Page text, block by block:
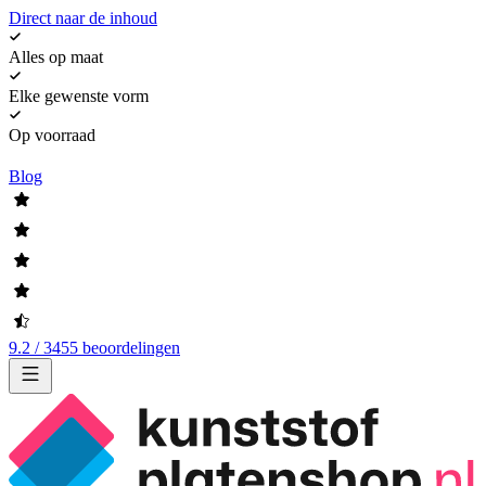
Direct naar de inhoud
Alles op maat
Elke gewenste vorm
Op voorraad
Blog
9.2 / 3455 beoordelingen